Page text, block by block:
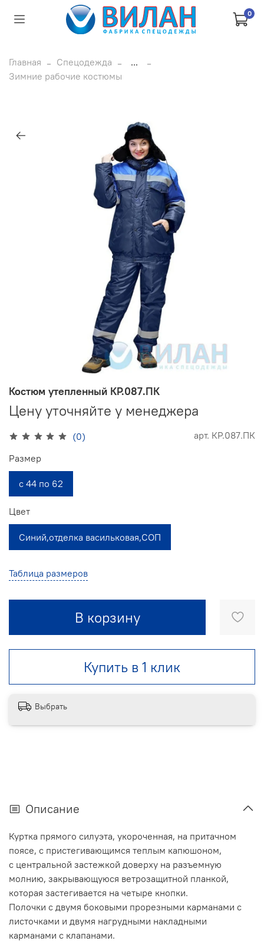
0
Главная Спецодежда
...
Зимние рабочие костюмы
(0) арт. КР.087.ПК
Костюм утепленный КР.087.ПК
Цену уточняйте у менеджера
Таблица размеров
В корзину
Купить в 1 клик
Размер
с 44 по 62
Цвет
Синий,отделка васильковая,СОП
Выбрать
Описание
Куртка прямого силуэта, укороченная, на притачном
поясе, с пристегивающимся теплым капюшоном,
с центральной застежкой доверху на разъемную
молнию, закрывающуюся ветрозащитной планкой,
которая застегивается на четыре кнопки.
Полочки с двумя боковыми прорезными карманами с
листочками и двумя нагрудными накладными
карманами с клапанами.